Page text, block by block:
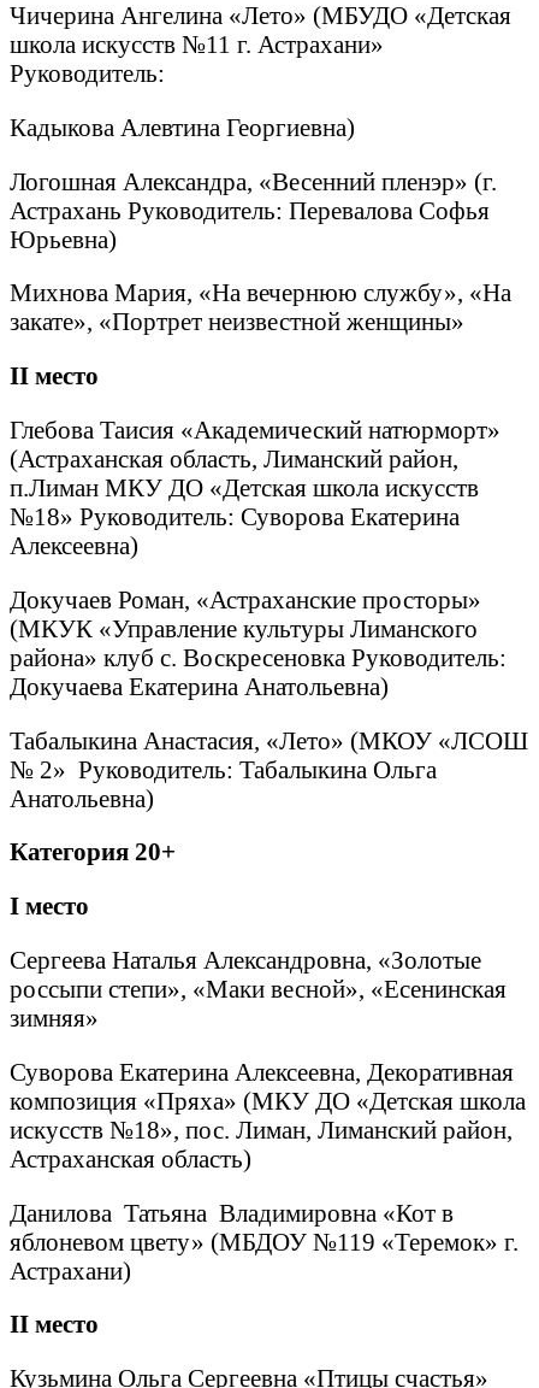
Чичерина Ангелина «Лето» (МБУДО «Детская
школа искусств №11 г. Астрахани»
Руководитель:
Кадыкова Алевтина Георгиевна)
Логошная Александра, «Весенний пленэр» (г.
Астрахань Руководитель: Перевалова Софья
Юрьевна)
Михнова Мария, «На вечернюю службу», «На
закате», «Портрет неизвестной женщины»
II место
Глебова Таисия «Академический натюрморт»
(Астраханская область, Лиманский район,
п.Лиман МКУ ДО «Детская школа искусств
№18» Руководитель: Суворова Екатерина
Алексеевна)
Докучаев Роман, «Астраханские просторы»
(МКУК «Управление культуры Лиманского
района» клуб с. Воскресеновка Руководитель:
Докучаева Екатерина Анатольевна)
Табалыкина Анастасия, «Лето» (МКОУ «ЛСОШ
№ 2» Руководитель: Табалыкина Ольга
Анатольевна)
Категория 20+
I место
Сергеева Наталья Александровна, «Золотые
россыпи степи», «Маки весной», «Есенинская
зимняя»
Суворова Екатерина Алексеевна, Декоративная
композиция «Пряха» (МКУ ДО «Детская школа
искусств №18», пос. Лиман, Лиманский район,
Астраханская область)
Данилова Татьяна Владимировна «Кот в
яблоневом цвету» (МБДОУ №119 «Теремок» г.
Астрахани)
II место
Кузьмина Ольга Сергеевна «Птицы счастья»